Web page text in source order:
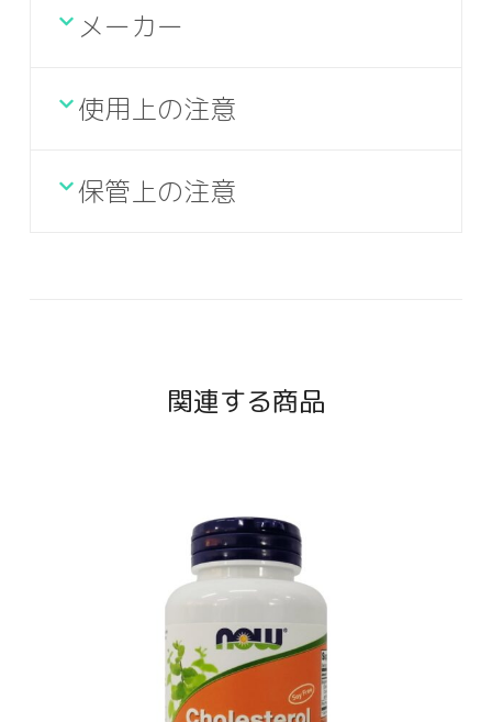
メーカー
使用上の注意
保管上の注意
関連する商品